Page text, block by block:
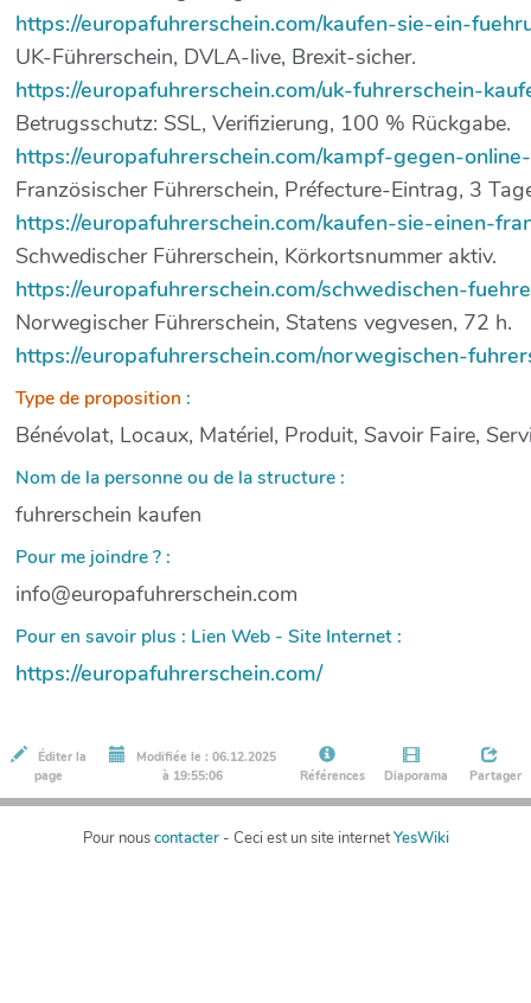
https://europafuhrerschein.com/kaufen-sie-ein-
UK-Führerschein, DVLA-live, Brexit-sicher.
https://europafuhrerschein.com/uk-fuhrerschein-
Betrugsschutz: SSL, Verifizierung, 100 % Rückgabe.
https://europafuhrerschein.com/kampf-gegen-
Französischer Führerschein, Préfecture-Eintrag, 3
https://europafuhrerschein.com/kaufen-sie-einen-
Schwedischer Führerschein, Körkortsnummer aktiv.
https://europafuhrerschein.com/schwedischen-
Norwegischer Führerschein, Statens vegvesen, 72 h.
https://europafuhrerschein.com/norwegischen-
Type de proposition :
Bénévolat, Locaux, Matériel, Produit, Savoir Faire,
Nom de la personne ou de la structure :
fuhrerschein kaufen
Pour me joindre ? :
info@europafuhrerschein.com
Pour en savoir plus : Lien Web - Site Internet :
https://europafuhrerschein.com/
Éditer la
page
Modifiée le : 06.12.2025
à 19:55:06
Références Diaporama Partager
Pour nouscontacter- Ceci est un site internetYesWiki